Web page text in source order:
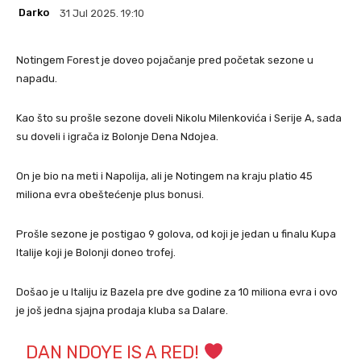
Darko 31 Jul 2025. 19:10
Notingem Forest je doveo pojačanje pred početak sezone u
napadu.
Kao što su prošle sezone doveli Nikolu Milenkovića i Serije A, sada
su doveli i igrača iz Bolonje Dena Ndojea.
On je bio na meti i Napolija, ali je Notingem na kraju platio 45
miliona evra obeštećenje plus bonusi.
Prošle sezone je postigao 9 golova, od koji je jedan u finalu Kupa
Italije koji je Bolonji doneo trofej.
Došao je u Italiju iz Bazela pre dve godine za 10 miliona evra i ovo
je još jedna sjajna prodaja kluba sa Dalare.
DAN NDOYE IS A RED!